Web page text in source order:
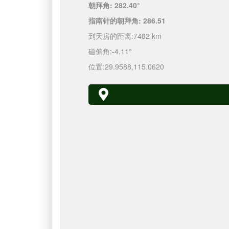
朝拜角: 282.40°
指南针的朝拜角: 286.51
到天房的距离:7482 km
磁偏角:-4.11°
位置:29.9588,115.0620